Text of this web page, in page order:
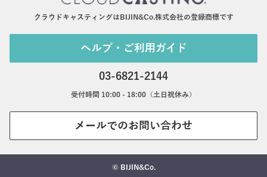
クラウドキャスティングはBIJIN&Co.株式会社の登録商標です
ヘルプ・ご利用ガイド
03-6821-2144
受付時間 10:00 - 18:00（土日祝休み）
メールでのお問い合わせ
© BIJIN&Co.